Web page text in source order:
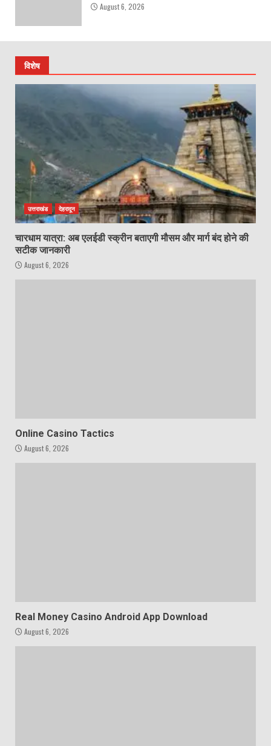
August 6, 2026
विशेष
उत्तराखंड देहरादून
चारधाम यात्रा: अब एलईडी स्क्रीन बताएगी मौसम और मार्ग बंद होने की
सटीक जानकारी
August 6, 2026
Online Casino Tactics
August 6, 2026
Real Money Casino Android App Download
August 6, 2026